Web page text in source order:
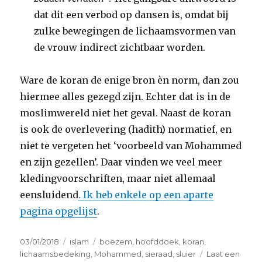
dat dit een verbod op dansen is, omdat bij
zulke bewegingen de lichaamsvormen van
de vrouw indirect zichtbaar worden.
Ware de koran de enige bron èn norm, dan zou
hiermee alles gezegd zijn. Echter dat is in de
moslimwereld niet het geval. Naast de koran
is ook de overlevering (hadith) normatief, en
niet te vergeten het ‘voorbeeld van Mohammed
en zijn gezellen’. Daar vinden we veel meer
kledingvoorschriften, maar niet allemaal
eensluidend. Ik heb enkele op een aparte
pagina opgelijst.
Geplaatst
op
03/01/2018 Categorieën
islam Tags
boezem hoofddoek koran
lichaamsbedeking Mohammed sieraad sluier
Laat een